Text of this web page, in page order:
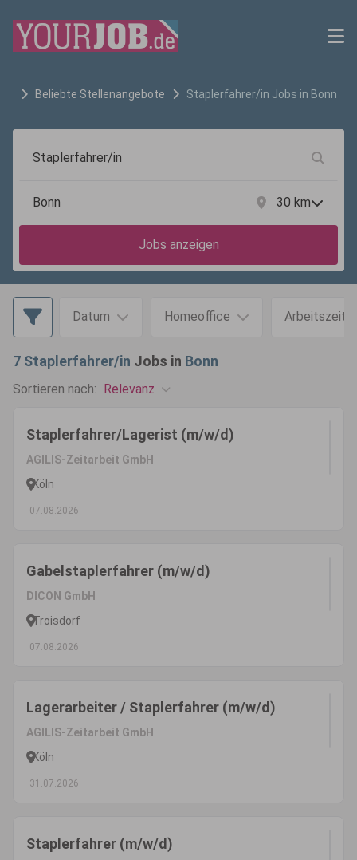
Beliebte Stellenangebote Staplerfahrer/in Jobs in Bonn
30 km
Jobs anzeigen
Datum Homeoffice Arbeitszeit
7 Staplerfahrer/in Jobs in Bonn
Sortieren nach: Relevanz
Staplerfahrer/Lagerist (m/w/d)
AGILIS-Zeitarbeit GmbH
Köln
07.08.2026
Gabelstaplerfahrer (m/w/d)
DICON GmbH
Troisdorf
07.08.2026
Lagerarbeiter / Staplerfahrer (m/w/d)
AGILIS-Zeitarbeit GmbH
Köln
31.07.2026
Staplerfahrer (m/w/d)